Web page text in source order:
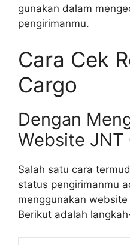
gunakan dalam
pengirimanmu.
Cara Cek
Cargo
Dengan
Website JNT
Salah satu cara
status pengirimanmu
menggunakan
Berikut adalah